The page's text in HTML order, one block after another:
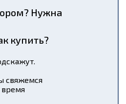
Нужна
купить?
свяжемся